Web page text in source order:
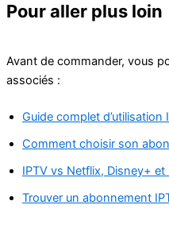
Pour aller plus loin
Avant de commander, vous
associés :
Guide complet d’utilisation
Comment choisir son
IPTV vs Netflix, Disney+ et
Trouver un abonnement